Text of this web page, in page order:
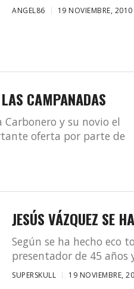
ANGEL86 19 NOVIEMBRE, 2010
CAMPANADAS
y su novio el
oferta por parte de
JESÚS VÁZQUEZ SE
Según se ha hecho eco
presentador de 45 años
SUPERSKULL 19 NOVIEMBRE,